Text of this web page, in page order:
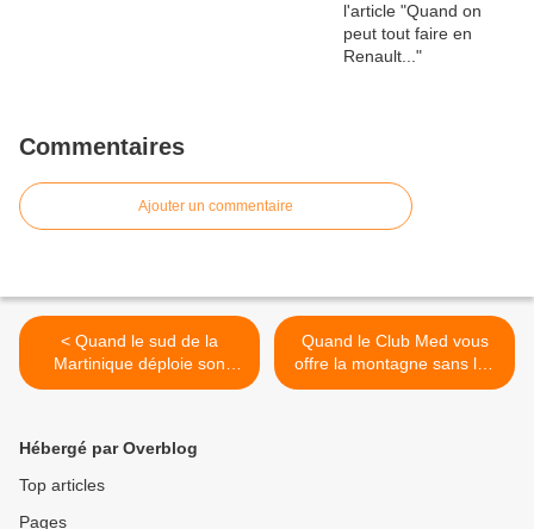
Commentaires
Ajouter un commentaire
< Quand le sud de la
Martinique déploie son
nouveau réseau social...
Quand le Club Med vous
offre la montagne sans les
contraintes... >
Hébergé par Overblog
Top articles
Pages